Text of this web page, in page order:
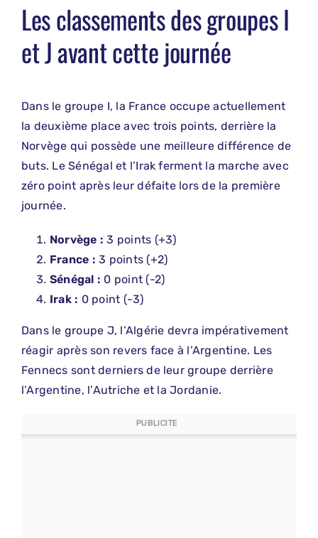
Les classements des groupes I
et J avant cette journée
Dans le groupe I, la France occupe actuellement
la deuxième place avec trois points, derrière la
Norvège qui possède une meilleure différence de
buts. Le Sénégal et l’Irak ferment la marche avec
zéro point après leur défaite lors de la première
journée.
Norvège : 3 points (+3)
France : 3 points (+2)
Sénégal : 0 point (-2)
Irak : 0 point (-3)
Dans le groupe J, l’Algérie devra impérativement
réagir après son revers face à l’Argentine. Les
Fennecs sont derniers de leur groupe derrière
l’Argentine, l’Autriche et la Jordanie.
PUBLICITE